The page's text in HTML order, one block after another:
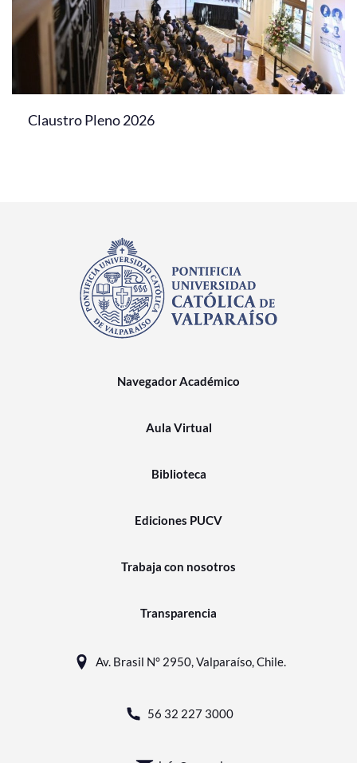
Claustro Pleno 2026
Navegador Académico
Aula Virtual
Biblioteca
Ediciones PUCV
Trabaja con nosotros
Transparencia
Av. Brasil N° 2950, Valparaíso, Chile.
56 32 227 3000